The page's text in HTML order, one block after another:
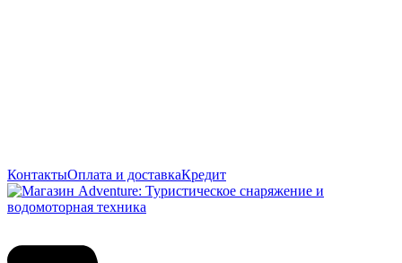
КонтактыОплата и доставкаКредит